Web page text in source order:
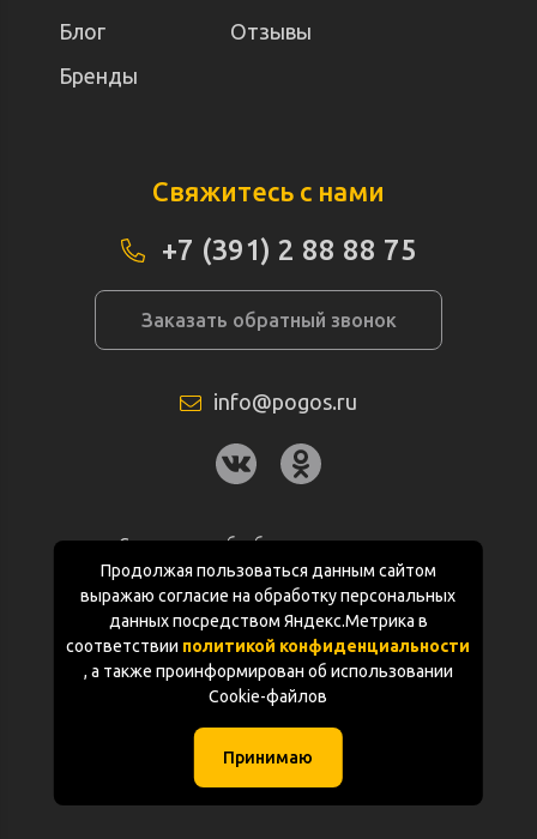
Продолжая пользоваться данным сайтом
выражаю согласие на обработку персональных
данных посредством Яндекс.Метрика в
соответствии политикой конфиденциальности
, а также проинформирован об использовании
Cookie-файлов
Принимаю
Блог
Отзывы
Бренды
Свяжитесь с нами
+7 (391) 2 88 88 75
Заказать обратный звонок
info@pogos.ru
Согласие на обработку персональных
данных
Политика конфиденциальности
Документация
(с) «POGOS.ru» 2010-2026 (ИП Чивчян М.Р.)